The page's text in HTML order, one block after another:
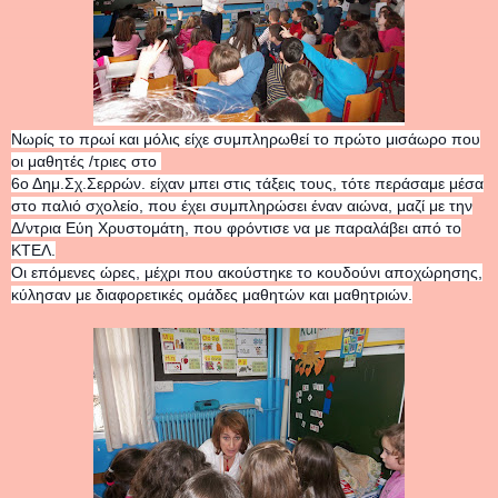
Νωρίς το πρωί και μόλις είχε συμπληρωθεί το πρώτο μισάωρο που
οι μαθητές /τριες στο
6ο Δημ.Σχ.Σερρών. είχαν μπει στις τάξεις τους, τότε περάσαμε μέσα
στο παλιό σχολείο, που έχει συμπληρώσει έναν αιώνα, μαζί με την
Δ/ντρια Εύη Χρυστομάτη, που φρόντισε να με παραλάβει από το
ΚΤΕΛ.
Οι επόμενες ώρες, μέχρι που ακούστηκε το κουδούνι αποχώρησης,
κύλησαν με διαφορετικές ομάδες μαθητών και μαθητριών.